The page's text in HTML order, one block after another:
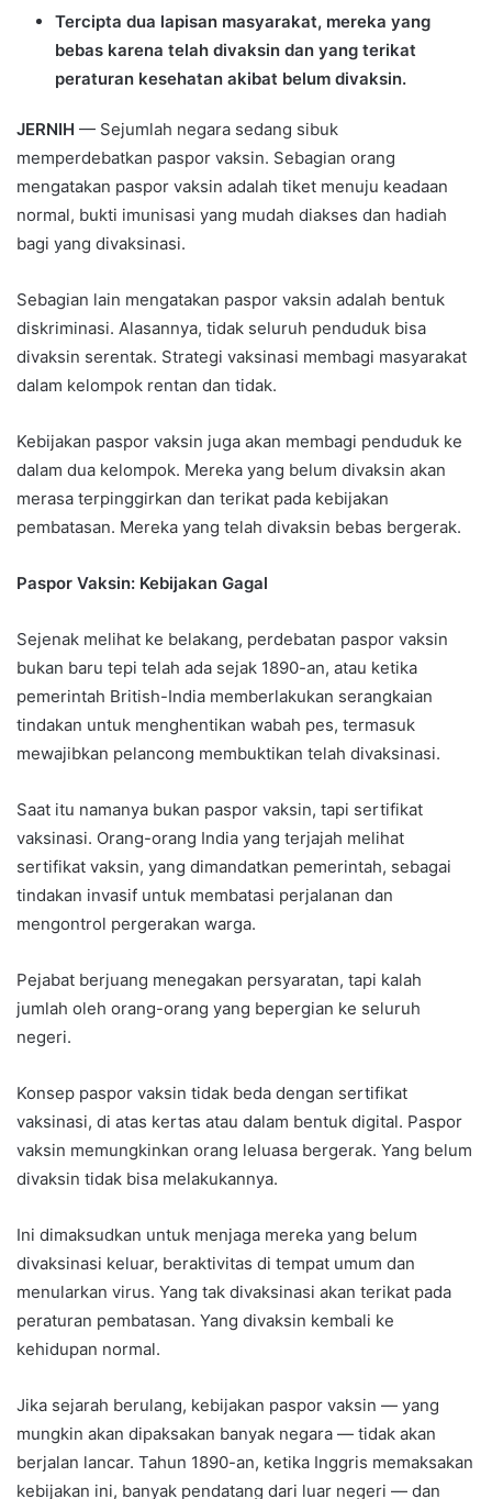
Tercipta dua lapisan masyarakat, mereka yang
bebas karena telah divaksin dan yang terikat
peraturan kesehatan akibat belum divaksin.
JERNIH — Sejumlah negara sedang sibuk
memperdebatkan paspor vaksin. Sebagian orang
mengatakan paspor vaksin adalah tiket menuju keadaan
normal, bukti imunisasi yang mudah diakses dan hadiah
bagi yang divaksinasi.
Sebagian lain mengatakan paspor vaksin adalah bentuk
diskriminasi. Alasannya, tidak seluruh penduduk bisa
divaksin serentak. Strategi vaksinasi membagi masyarakat
dalam kelompok rentan dan tidak.
Kebijakan paspor vaksin juga akan membagi penduduk ke
dalam dua kelompok. Mereka yang belum divaksin akan
merasa terpinggirkan dan terikat pada kebijakan
pembatasan. Mereka yang telah divaksin bebas bergerak.
Paspor Vaksin: Kebijakan Gagal
Sejenak melihat ke belakang, perdebatan paspor vaksin
bukan baru tepi telah ada sejak 1890-an, atau ketika
pemerintah British-India memberlakukan serangkaian
tindakan untuk menghentikan wabah pes, termasuk
mewajibkan pelancong membuktikan telah divaksinasi.
Saat itu namanya bukan paspor vaksin, tapi sertifikat
vaksinasi. Orang-orang India yang terjajah melihat
sertifikat vaksin, yang dimandatkan pemerintah, sebagai
tindakan invasif untuk membatasi perjalanan dan
mengontrol pergerakan warga.
Pejabat berjuang menegakan persyaratan, tapi kalah
jumlah oleh orang-orang yang bepergian ke seluruh
negeri.
Konsep paspor vaksin tidak beda dengan sertifikat
vaksinasi, di atas kertas atau dalam bentuk digital. Paspor
vaksin memungkinkan orang leluasa bergerak. Yang belum
divaksin tidak bisa melakukannya.
Ini dimaksudkan untuk menjaga mereka yang belum
divaksinasi keluar, beraktivitas di tempat umum dan
menularkan virus. Yang tak divaksinasi akan terikat pada
peraturan pembatasan. Yang divaksin kembali ke
kehidupan normal.
Jika sejarah berulang, kebijakan paspor vaksin — yang
mungkin akan dipaksakan banyak negara — tidak akan
berjalan lancar. Tahun 1890-an, ketika Inggris memaksakan
kebijakan ini, banyak pendatang dari luar negeri — dan